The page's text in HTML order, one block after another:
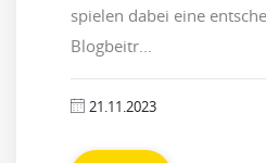
spielen dabei eine
Blogbeitr...
21.11.2023